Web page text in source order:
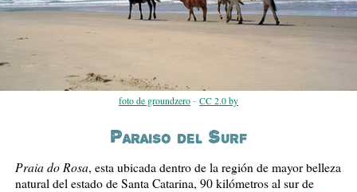
foto de groundzero - CC 2.0 by
Paraiso del Surf
Praia do Rosa, esta ubicada dentro de la región de mayor belleza
natural del estado de Santa Catarina, 90 kilómetros al sur de